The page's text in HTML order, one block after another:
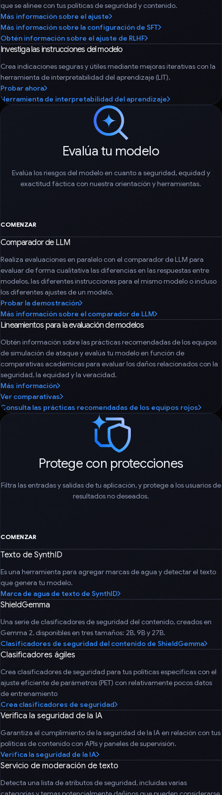
que se alinee con tus políticas de seguridad y contenido.
Más información sobre el ajuste
Más información sobre la configuración de SFT
Obtén información sobre el ajuste de RLHF
Investiga las instrucciones del modelo
Crea indicaciones seguras y útiles mediante mejoras iterativas con la
herramienta de interpretabilidad del aprendizaje (LIT).
Probar ahora
Herramienta de interpretabilidad del aprendizaje
Evalúa tu modelo
Evalúa los riesgos del modelo en cuanto a seguridad, equidad y
exactitud fáctica con nuestra orientación y herramientas.
COMENZAR
Comparador de LLM
Realiza evaluaciones en paralelo con el comparador de LLM para
evaluar de forma cualitativa las diferencias en las respuestas entre
modelos, las diferentes instrucciones para el mismo modelo o incluso
los diferentes ajustes de un modelo.
Probar la demostración
Más información sobre el comparador de LLM
Lineamientos para la evaluación de modelos
Obtén información sobre las prácticas recomendadas de los equipos
de simulación de ataque y evalúa tu modelo en función de
comparativas académicas para evaluar los daños relacionados con la
seguridad, la equidad y la veracidad.
Más información
Ver comparativas
Consulta las prácticas recomendadas de los equipos rojos
Protege con protecciones
Filtra las entradas y salidas de tu aplicación, y protege a los usuarios de
resultados no deseados.
COMENZAR
Texto de SynthID
Es una herramienta para agregar marcas de agua y detectar el texto
que genera tu modelo.
Marca de agua de texto de SynthID
ShieldGemma
Una serie de clasificadores de seguridad del contenido, creados en
Gemma 2, disponibles en tres tamaños: 2B, 9B y 27B.
Clasificadores de seguridad del contenido de ShieldGemma
Clasificadores ágiles
Crea clasificadores de seguridad para tus políticas específicas con el
ajuste eficiente de parámetros (PET) con relativamente pocos datos
de entrenamiento
Crea clasificadores de seguridad
Verifica la seguridad de la IA
Garantiza el cumplimiento de la seguridad de la IA en relación con tus
políticas de contenido con APIs y paneles de supervisión.
Verifica la seguridad de la IA
Servicio de moderación de texto
Detecta una lista de atributos de seguridad, incluidas varias